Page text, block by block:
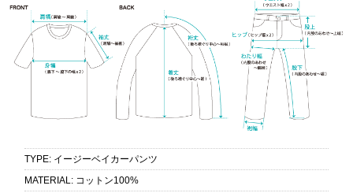
TYPE: イージーベイカーパンツ
MATERIAL: コットン100%